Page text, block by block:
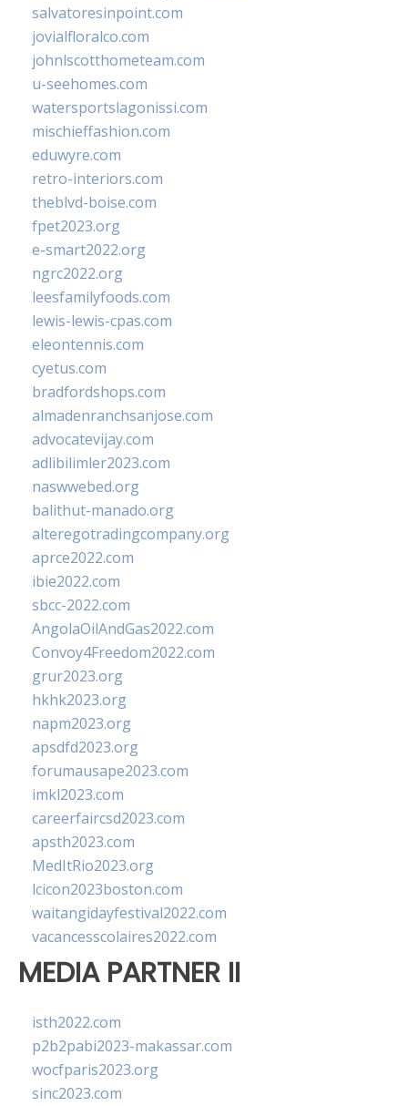
salvatoresinpoint.com
jovialfloralco.com
johnlscotthometeam.com
u-seehomes.com
watersportslagonissi.com
mischieffashion.com
eduwyre.com
retro-interiors.com
theblvd-boise.com
fpet2023.org
e-smart2022.org
ngrc2022.org
leesfamilyfoods.com
lewis-lewis-cpas.com
eleontennis.com
cyetus.com
bradfordshops.com
almadenranchsanjose.com
advocatevijay.com
adlibilimler2023.com
naswwebed.org
balithut-manado.org
alteregotradingcompany.org
aprce2022.com
ibie2022.com
sbcc-2022.com
AngolaOilAndGas2022.com
Convoy4Freedom2022.com
grur2023.org
hkhk2023.org
napm2023.org
apsdfd2023.org
forumausape2023.com
imkl2023.com
careerfaircsd2023.com
apsth2023.com
MedItRio2023.org
lcicon2023boston.com
waitangidayfestival2022.com
vacancesscolaires2022.com
MEDIA PARTNER II
isth2022.com
p2b2pabi2023-makassar.com
wocfparis2023.org
sinc2023.com